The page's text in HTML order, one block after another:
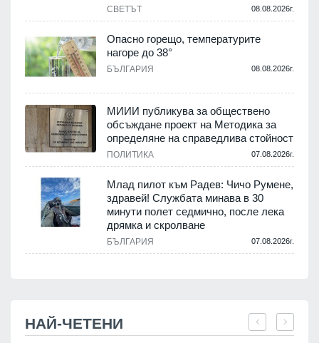
СВЕТЪТ 08.08.2026г.
Опасно горещо, температурите
нагоре до 38°
БЪЛГАРИЯ 08.08.2026г.
МИИИ публикува за обществено
обсъждане проект на Методика за
определяне на справедлива стойност
ПОЛИТИКА 07.08.2026г.
Млад пилот към Радев: Чичо Румене,
здравей! Службата минава в 30
минути полет седмично, после лека
дрямка и скролване
БЪЛГАРИЯ 07.08.2026г.
НАЙ-ЧЕТЕНИ